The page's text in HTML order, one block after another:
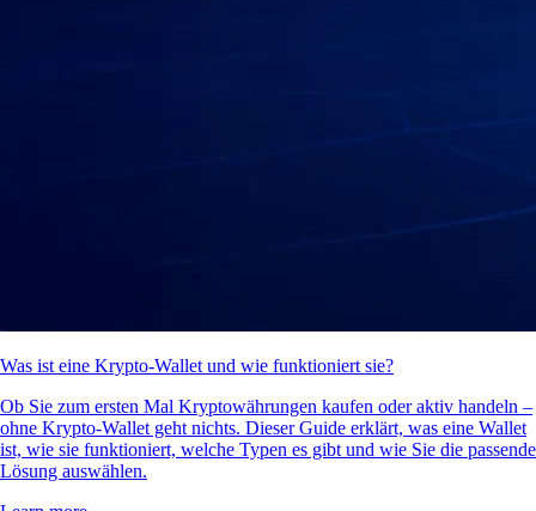
Was ist eine Krypto-Wallet und wie funktioniert sie?
Ob Sie zum ersten Mal Kryptowährungen kaufen oder aktiv handeln –
ohne Krypto-Wallet geht nichts. Dieser Guide erklärt, was eine Wallet
ist, wie sie funktioniert, welche Typen es gibt und wie Sie die passende
Lösung auswählen.